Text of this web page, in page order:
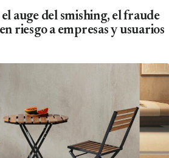
auge del smishing, el fraude
riesgo a empresas y usuarios